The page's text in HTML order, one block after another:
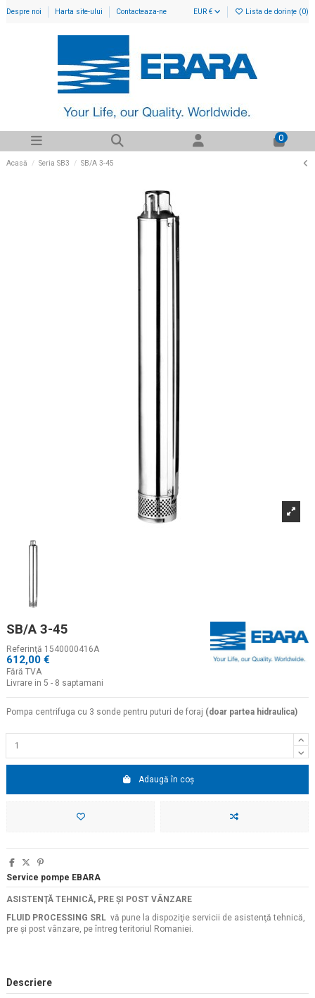
Despre noi Harta site-ului Contacteaza-ne EUR € Lista de dorințe (0)
0
Acasă Seria SB3 SB/A 3-45
SB/A 3-45
Referinţă 1540000416A
612,00 €
Fără TVA
Livrare in 5 - 8 saptamani
Pompa centrifuga cu 3 sonde pentru puturi de foraj (doar partea hidraulica)
Adaugă în coș
Service pompe EBARA
ASISTENŢĂ TEHNICĂ, PRE ŞI POST VÂNZARE
FLUID PROCESSING SRL vă pune la dispoziţie servicii de asistenţă tehnică,
pre şi post vânzare, pe întreg teritoriul Romaniei.
Descriere